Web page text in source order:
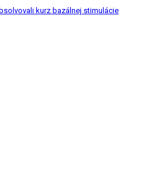
kurz bazálnej stimulácie